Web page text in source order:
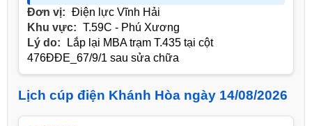
Đơn vị: Điện lực Vĩnh Hải
Khu vực: T.59C - Phú Xương
Lý do:
Lắp lại MBA trạm T.435 tại cột
476ĐĐE_67/9/1 sau sửa chữa
Lịch cúp điện Khánh Hòa ngày 14/08/2026